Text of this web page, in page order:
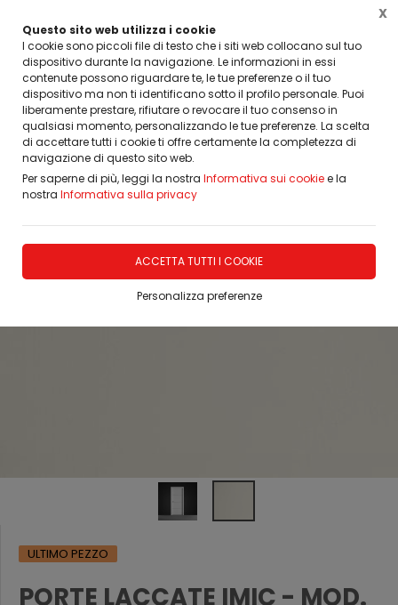
Questo sito web utilizza i cookie
I cookie sono piccoli file di testo che i siti web collocano sul tuo
dispositivo durante la navigazione. Le informazioni in essi
contenute possono riguardare te, le tue preferenze o il tuo
dispositivo ma non ti identificano sotto il profilo personale. Puoi
liberamente prestare, rifiutare o revocare il tuo consenso in
qualsiasi momento, personalizzando le tue preferenze. La scelta
di accettare tutti i cookie ti offre certamente la completezza di
navigazione di questo sito web.
Per saperne di più, leggi la nostra Informativa sui cookiee la
nostra Informativa sulla privacy
ACCETTA TUTTI I COOKIE
Personalizza preferenze
X
Home Porte, Finestre, Infissi, Arredamento PORTE INTERNE MODERNE IMIC
ULTIMO PEZZO
PORTE LACCATE IMIC - MOD.